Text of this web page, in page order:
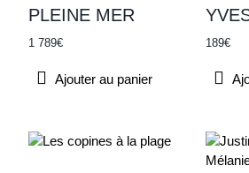
PLEINE MER
1 789€
Ajouter au panier
189€